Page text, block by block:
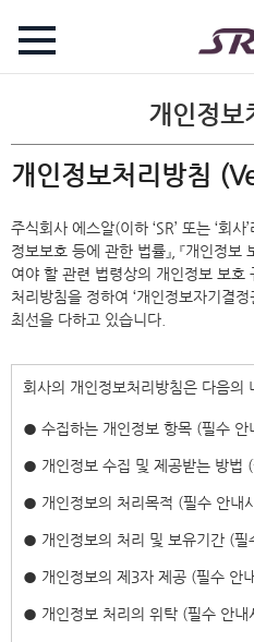
개인정보
개인정보처리방침
주식회사 에스알(이하 ‘SR’ 또는 ‘회사
정보보호 등에 관한 법률』, 『개인정
여야 할 관련 법령상의 개인정보 보호
처리방침을 정하여 ‘개인정보자기결
최선을 다하고 있습니다.
회사의 개인정보처리방침은 다음의
● 수집하는 개인정보 항목 (필수 안
● 개인정보 수집 및 제공받는 방법
● 개인정보의 처리목적 (필수 안내
● 개인정보의 처리 및 보유기간 (필
● 개인정보의 제3자 제공 (필수 안
● 개인정보 처리의 위탁 (필수 안내